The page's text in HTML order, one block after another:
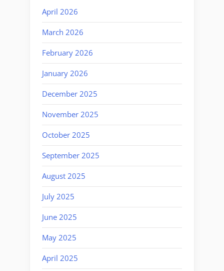
April 2026
March 2026
February 2026
January 2026
December 2025
November 2025
October 2025
September 2025
August 2025
July 2025
June 2025
May 2025
April 2025